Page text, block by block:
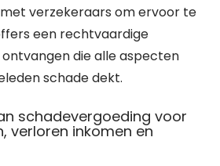
verzekeraars om ervoor te
een rechtvaardige
die alle aspecten
schade dekt.
schadevergoeding voor
verloren inkomen en